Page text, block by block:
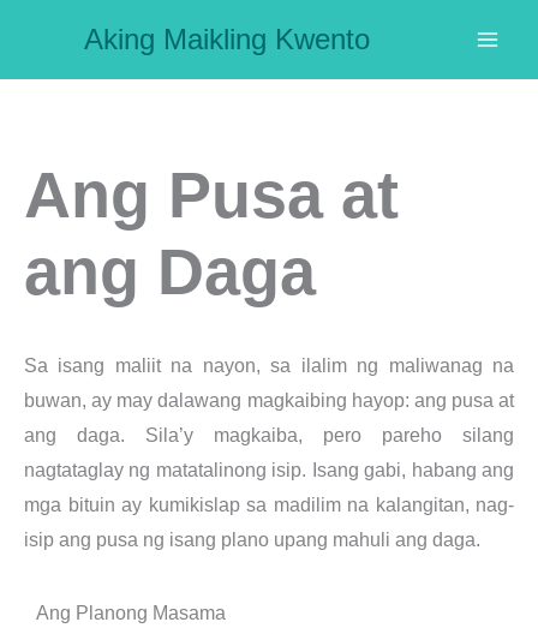
content
Aking Maikling Kwento
Ang Pusa at
ang Daga
Sa isang maliit na nayon, sa ilalim ng maliwanag na
buwan, ay may dalawang magkaibing hayop: ang pusa at
ang daga. Sila’y magkaiba, pero pareho silang
nagtataglay ng matatalinong isip. Isang gabi, habang ang
mga bituin ay kumikislap sa madilim na kalangitan, nag-
isip ang pusa ng isang plano upang mahuli ang daga.
Ang Planong Masama